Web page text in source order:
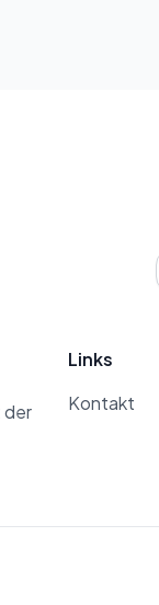
der
Links
Kontakt